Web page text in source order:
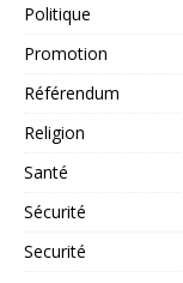
Politique
Promotion
Référendum
Religion
Santé
Sécurité
Securité